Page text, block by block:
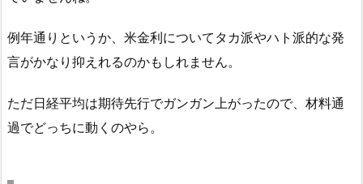
例年通りというか、米金利についてタカ派やハト派的な発
言がかなり抑えれるのかもしれません。
ただ日経平均は期待先行でガンガン上がったので、材料通
過でどっちに動くのやら。